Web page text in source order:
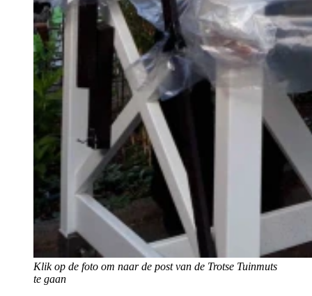
Klik op de foto om naar de post van de Trotse Tuinmuts
te gaan